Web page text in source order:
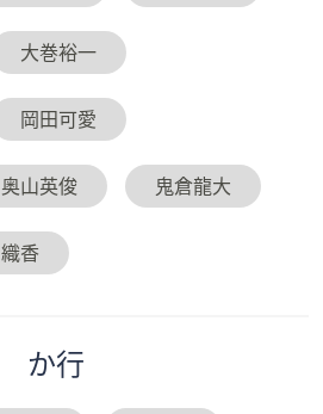
大巻裕一
岡田可愛
奥山英俊 鬼倉龍大
織香
か行